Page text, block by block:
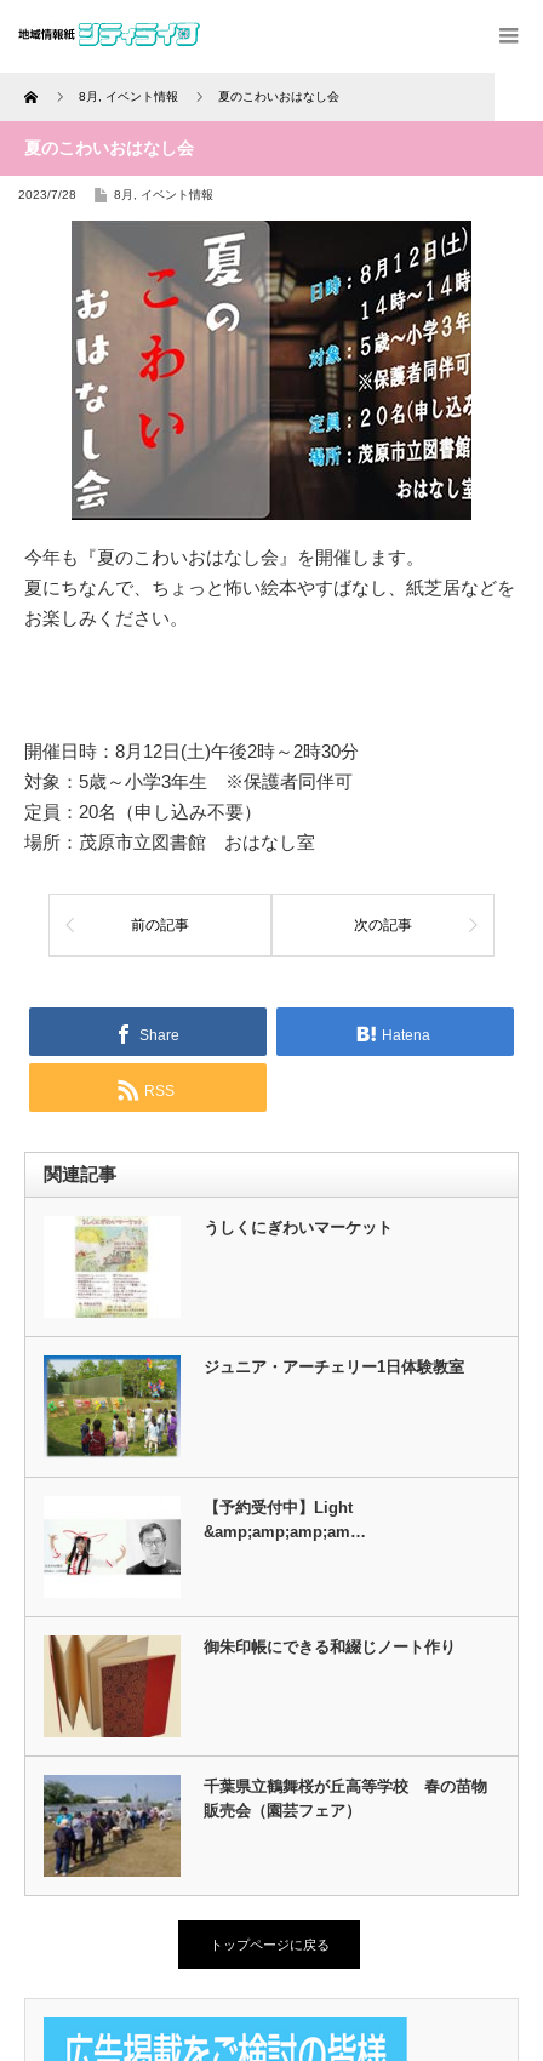
Home 8月 イベント情報 夏のこわいおはなし会
夏のこわいおはなし会
2023/7/28 8月 イベント情報
今年も『夏のこわいおはなし会』を開催します。
夏にちなんで、ちょっと怖い絵本やすばなし、紙芝居などを
お楽しみください。
開催日時：8月12日(土)午後2時～2時30分
対象：5歳～小学3年生 ※保護者同伴可
定員：20名（申し込み不要）
場所：茂原市立図書館 おはなし室
前の記事 次の記事
Share Hatena
RSS
関連記事
うしくにぎわいマーケット
ジュニア・アーチェリー1日体験教室
【予約受付中】Light
&amp;amp;amp;am…
御朱印帳にできる和綴じノート作り
千葉県立鶴舞桜が丘高等学校 春の苗物
販売会（園芸フェア）
トップページに戻る